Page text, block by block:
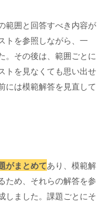
範囲と回答すべき内容が
トを参照しながら、一
。その後は、範囲ごとに
トを見なくても思い出せ
には模範解答を見直して
がまとめてあり、模範解
ため、それらの解答を参
しました。課題ごとにそ